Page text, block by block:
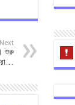
Next
শুরু